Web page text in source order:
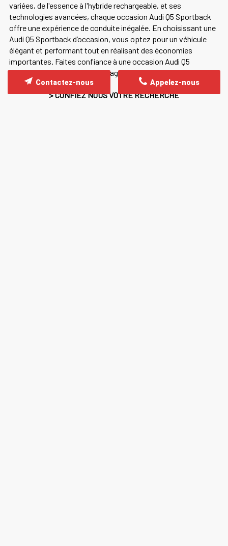
variées, de l'essence à l'hybride rechargeable, et ses
technologies avancées, chaque occasion Audi Q5 Sportback
offre une expérience de conduite inégalée. En choisissant une
Audi Q5 Sportback d’occasion, vous optez pour un véhicule
élégant et performant tout en réalisant des économies
importantes. Faites confiance à une occasion Audi Q5
Sportback pour vous accompagner dans tous vos trajets
avec style et fiabilité.
> CONFIEZ NOUS VOTRE RECHERCHE
Appelez-nous
Contactez-nous